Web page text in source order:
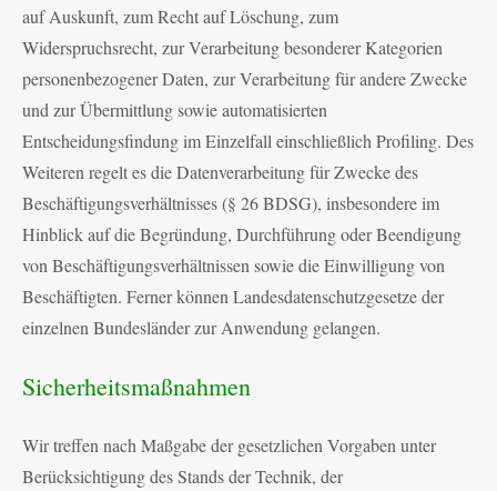
auf Auskunft, zum Recht auf Löschung, zum
Widerspruchsrecht, zur Verarbeitung besonderer Kategorien
personenbezogener Daten, zur Verarbeitung für andere Zwecke
und zur Übermittlung sowie automatisierten
Entscheidungsfindung im Einzelfall einschließlich Profiling. Des
Weiteren regelt es die Datenverarbeitung für Zwecke des
Beschäftigungsverhältnisses (§ 26 BDSG), insbesondere im
Hinblick auf die Begründung, Durchführung oder Beendigung
von Beschäftigungsverhältnissen sowie die Einwilligung von
Beschäftigten. Ferner können Landesdatenschutzgesetze der
einzelnen Bundesländer zur Anwendung gelangen.
Sicherheitsmaßnahmen
Wir treffen nach Maßgabe der gesetzlichen Vorgaben unter
Berücksichtigung des Stands der Technik, der